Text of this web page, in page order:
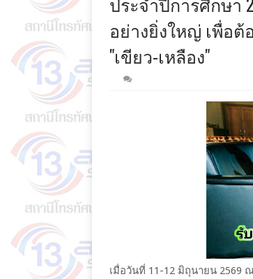
อย่างยิ่งใหญ่ เพื่อต้
"เขียว-เหลือง"
เมื่อวันที่ 11-12 มิถุนายน 2569